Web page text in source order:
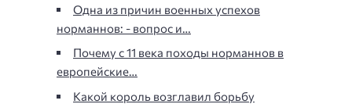
Одна из причин военных успехов
норманнов: - вопрос и…
Почему с 11 века походы норманнов в
европейские…
Какой король возглавил борьбу